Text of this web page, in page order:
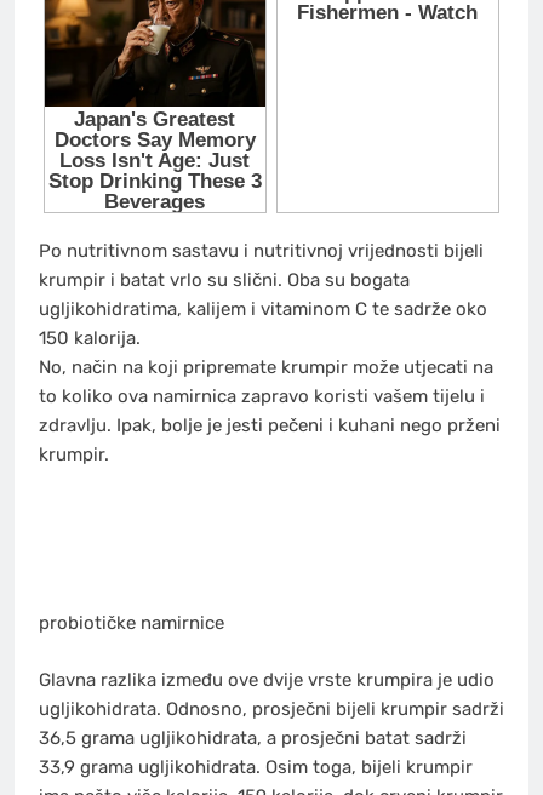
Po nutritivnom sastavu i nutritivnoj vrijednosti bijeli
krumpir i batat vrlo su slični. Oba su bogata
ugljikohidratima, kalijem i vitaminom C te sadrže oko
150 kalorija.
No, način na koji pripremate krumpir može utjecati na
to koliko ova namirnica zapravo koristi vašem tijelu i
zdravlju. Ipak, bolje je jesti pečeni i kuhani nego prženi
krumpir.
probiotičke namirnice
Glavna razlika između ove dvije vrste krumpira je udio
ugljikohidrata. Odnosno, prosječni bijeli krumpir sadrži
36,5 grama ugljikohidrata, a prosječni batat sadrži
33,9 grama ugljikohidrata. Osim toga, bijeli krumpir